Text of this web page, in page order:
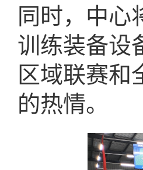
同时，中心
训练装备设
区域联赛和
的热情。